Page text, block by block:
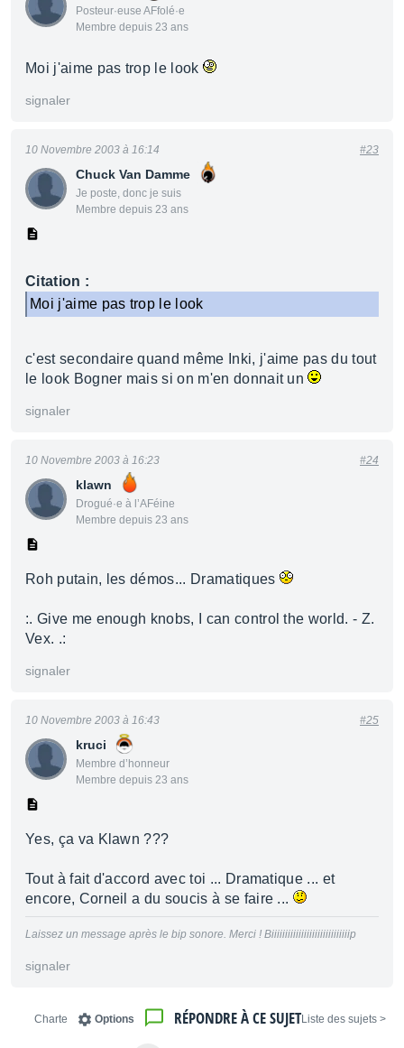
Posteur·euse AFfolé·e
Membre depuis 23 ans
Moi j'aime pas trop le look
signaler
Chuck Van Damme
Je poste, donc je suis
Membre depuis 23 ans
10 Novembre 2003 à 16:14 #23
Citation :
Moi j'aime pas trop le look
c'est secondaire quand même Inki, j'aime pas du tout
le look Bogner mais si on m'en donnait un
signaler
klawn
Drogué·e à l’AFéine
Membre depuis 23 ans
10 Novembre 2003 à 16:23 #24
Roh putain, les démos... Dramatiques
:. Give me enough knobs, I can control the world. - Z.
Vex. .:
signaler
kruci
Membre d’honneur
Membre depuis 23 ans
10 Novembre 2003 à 16:43 #25
Yes, ça va Klawn ???
Tout à fait d'accord avec toi ... Dramatique ... et
encore, Corneil a du soucis à se faire ...
Laissez un message après le bip sonore. Merci ! Biiiiiiiiiiiiiiiiiiiiiiiiiiiiip
signaler
< Liste des sujets
RÉPONDRE À CE SUJET
Options
Charte